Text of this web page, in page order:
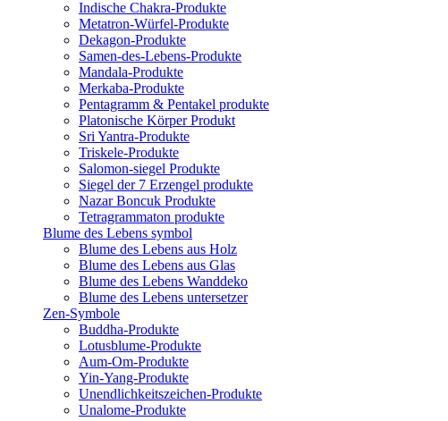
Indische Chakra-Produkte
Metatron-Würfel-Produkte
Dekagon-Produkte
Samen-des-Lebens-Produkte
Mandala-Produkte
Merkaba-Produkte
Pentagramm & Pentakel produkte
Platonische Körper Produkt
Sri Yantra-Produkte
Triskele-Produkte
Salomon-siegel Produkte
Siegel der 7 Erzengel produkte
Nazar Boncuk Produkte
Tetragrammaton produkte
Blume des Lebens symbol​
Blume des Lebens aus Holz
Blume des Lebens aus Glas
Blume des Lebens Wanddeko
Blume des Lebens untersetzer
Zen-Symbole
Buddha-Produkte
Lotusblume-Produkte
Aum-Om-Produkte
Yin-Yang-Produkte
Unendlichkeitszeichen-Produkte
Unalome-Produkte